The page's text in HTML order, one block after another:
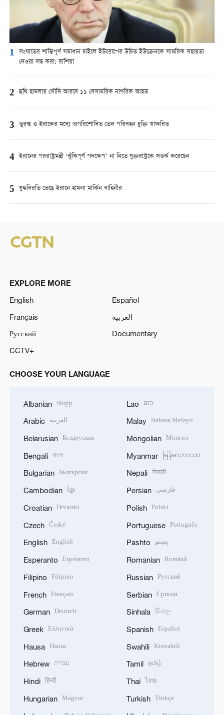
1 সংঘাতের শান্তিপূর্ণ সমাধান চাইলে ইউরোপের উচিত ইউক্রেনকে সামরিক সহায়তা
দেওয়া বন্ধ করা: রাশিয়া
2 হুথি হামলায় সৌদি আরবে ১১ বেসামরিক নাগরিক আহত
3 তুরস্ক ও ইরাকের মধ্যে অপরিশোধিত তেল পরিবহন চুক্তি স্বাক্ষরিত
4 ইরানের পররাষ্ট্রমন্ত্রী ‘ঝুঁকিপূর্ণ পদক্ষেপ’ না নিতে যুক্তরাষ্ট্রকে সতর্ক করেছেন
5 যুদ্ধবিরতি ভেঙে ইরানে হামলা মার্কিন বাহিনীর
EXPLORE MORE
English
Español
Français
العربية
Русский
Documentary
CCTV+
CHOOSE YOUR LANGUAGE
Albanian Shqip
Arabic العربية
Belarusian Беларуская
Bengali বাংলা
Bulgarian Български
Cambodian ខ្មែរ
Croatian Hrvatski
Czech Český
English English
Esperanto Esperanto
Filipino Filipino
French Français
German Deutsch
Greek Ελληνικά
Hausa Hausa
Hebrew עברית
Hindi हिन्दी
Hungarian Magyar
Lao ລາວ
Malay Bahasa Melayu
Mongolian Монгол
Myanmar မြန်မာဘာသာ
Nepali नेपाली
Persian فارسی
Polish Polski
Portuguese Português
Pashto پښتو
Romanian Română
Russian Русский
Serbian Српски
Sinhala සිංහල
Spanish Español
Swahili Kiswahili
Tamil தமிழ்
Thai ไทย
Turkish Türkçe